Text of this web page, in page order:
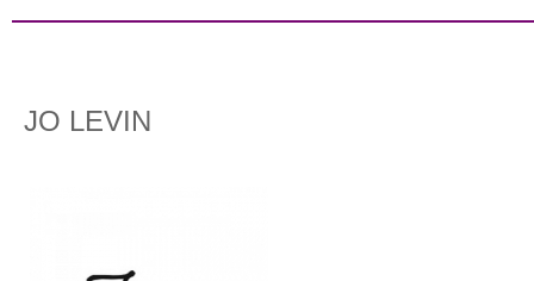
JO LEVIN